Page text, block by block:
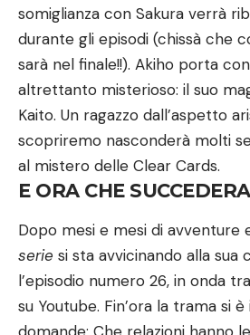
somiglianza con Sakura verrà
durante gli episodi (chissà che
sarà nel finale!!). Akiho porta
altrettanto misterioso: il suo
Kaito. Un ragazzo dall’aspetto
scopriremo nasconderà molti
al mistero delle Clear Cards.
E ORA CHE
Dopo mesi e mesi di avventure
serie si sta avvicinando alla sua
l’episodio numero 26, in onda
su Youtube. Fin’ora la trama si
domande: Che relazioni hanno